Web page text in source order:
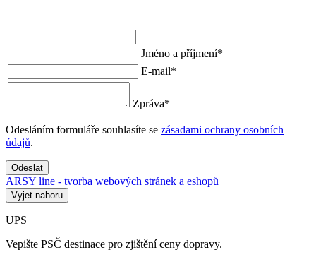
Jméno a příjmení*
E-mail*
Zpráva*
Odesláním formuláře souhlasíte se zásadami ochrany osobních
údajů.
Odeslat
ARSY line - tvorba webových stránek a eshopů
Vyjet nahoru
UPS
Vepište PSČ destinace pro zjištění ceny dopravy.